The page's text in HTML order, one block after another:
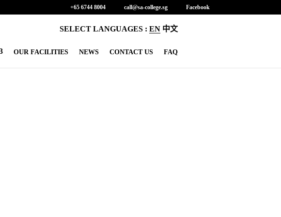
+65 6744 8004 call@sa-college.sg Facebook
SELECT LANGUAGES : EN 中文
OUR FACILITIES NEWS CONTACT US FAQ